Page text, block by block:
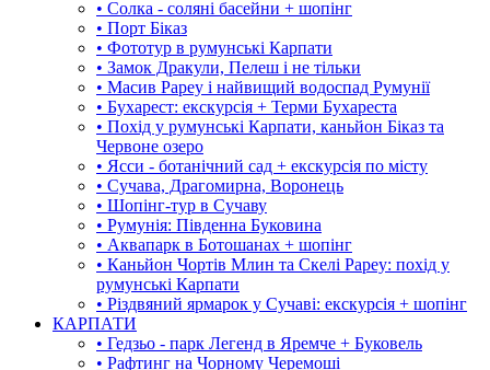
• Солка - соляні басейни + шопінг
• Порт Біказ
• Фототур в румунські Карпати
• Замок Дракули, Пелеш і не тільки
• Масив Рареу і найвищий водоспад Румунії
• Бухарест: екскурсія + Терми Бухареста
• Похід у румунські Карпати, каньйон Біказ та
Червоне озеро
• Ясси - ботанічний сад + екскурсія по місту
• Сучава, Драгомирна, Воронець
• Шопінг-тур в Сучаву
• Румунія: Південна Буковина
• Аквапарк в Ботошанах + шопінг
• Каньйон Чортів Млин та Скелі Рареу: похід у
румунські Карпати
• Різдвяний ярмарок у Сучаві: екскурсія + шопінг
КАРПАТИ
• Гедзьо - парк Легенд в Яремче + Буковель
• Рафтинг на Чорному Черемоші